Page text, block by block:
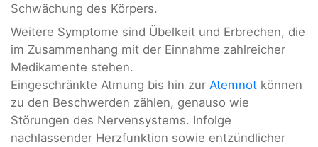
Schwächung des Körpers.
Weitere Symptome sind Übelkeit und Erbrechen, die
im Zusammenhang mit der Einnahme zahlreicher
Medikamente stehen.
Eingeschränkte Atmung bis hin zur Atemnot können
zu den Beschwerden zählen, genauso wie
Störungen des Nervensystems. Infolge
nachlassender Herzfunktion sowie entzündlicher